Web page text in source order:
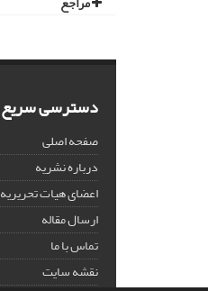
دسترسی سریع
صفحه اصلی
درباره نشریه
اعضای هیات تحریریه
ارسال مقاله
تماس با ما
نقشه سایت